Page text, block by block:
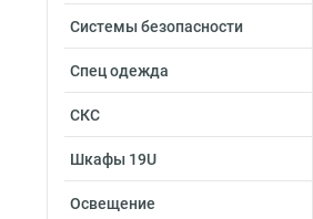
Системы безопасности
Спец одежда
СКС
Шкафы 19U
Освещение